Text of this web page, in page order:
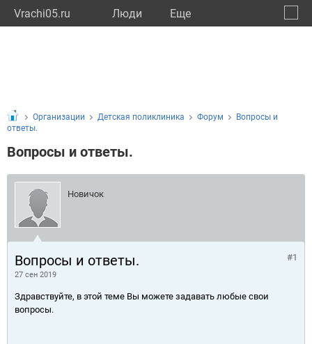
Vrachi05.ru Люди Eще
Организации Детская поликлиника Форум
Вопросы и
ответы.
Вопросы и ответы.
Новичок
Вопросы и ответы.
27 сен 2019
#1
Здравствуйте, в этой теме Вы можете задавать любые свои
вопросы.